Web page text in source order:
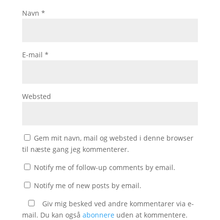
Navn *
E-mail *
Websted
Gem mit navn, mail og websted i denne browser
til næste gang jeg kommenterer.
Notify me of follow-up comments by email.
Notify me of new posts by email.
Giv mig besked ved andre kommentarer via e-
mail. Du kan også abonnere uden at kommentere.